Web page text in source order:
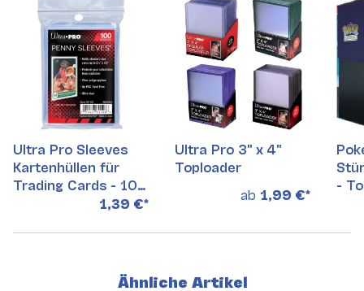
Ultra Pro Sleeves
Kartenhüllen für
Trading Cards - 100
1,39 €*
Ultra Pro 3" x 4"
Toploader
ab 1,99 €*
-
Ähnliche Artikel